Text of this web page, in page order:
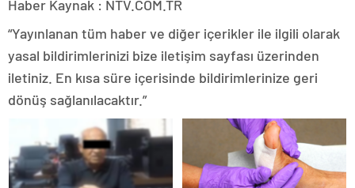
Haber Kaynak : NTV.COM.TR
“Yayınlanan tüm haber ve diğer içerikler ile ilgili olarak
yasal bildirimlerinizi bize iletişim sayfası üzerinden
iletiniz. En kısa süre içerisinde bildirimlerinize geri
dönüş sağlanılacaktır.”